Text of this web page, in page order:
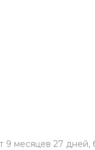
9 месяцев 27 дней,